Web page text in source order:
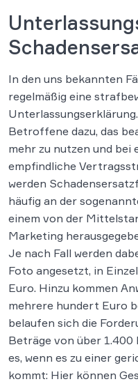
In den uns bekannten
regelmäßig eine
Betroffene dazu, das
mehr zu nutzen und bei
empfindliche
werden
häufig an der
einem von der
Marketing
Je nach Fall werden
Foto angesetzt, in
Euro. Hinzu kommen
mehrere hundert Euro
belaufen sich die
Beträge von über 1.400
es, wenn es zu einer
kommt: Hier können